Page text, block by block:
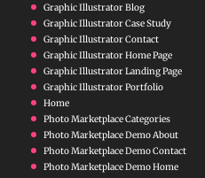
Graphic Illustrator Blog
Graphic Illustrator Case Study
Graphic Illustrator Contact
Graphic Illustrator Home Page
Graphic Illustrator Landing Page
Graphic Illustrator Portfolio
Home
Photo Marketplace Categories
Photo Marketplace Demo About
Photo Marketplace Demo Contact
Photo Marketplace Demo Home